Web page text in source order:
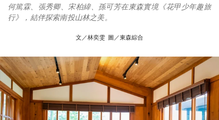
何篤霖、張秀卿、宋柏緯、孫可芳在東森實境《花甲少年趣旅
行》，結伴探索南投山林之美。
文／林奕雯 圖／東森綜合